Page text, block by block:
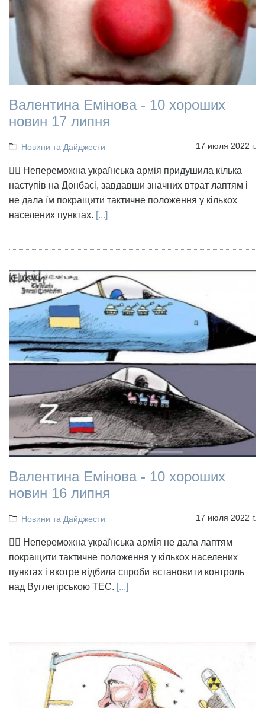
Валентина Емінова - 10 хороших
новин 17 липня
Новини та Дайджести 17 июля 2022 г.
👉🏻 Непереможна українська армія придушила кілька
наступів на Донбасі, завдавши значних втрат лаптям і
не дала їм покращити тактичне положення у кількох
населених пунктах. [...]
Валентина Емінова - 10 хороших
новин 16 липня
Новини та Дайджести 17 июля 2022 г.
👉🏻 Непереможна українська армія не дала лаптям
покращити тактичне положення у кількох населених
пунктах і вкотре відбила спроби встановити контроль
над Вуглегірською ТЕС. [...]